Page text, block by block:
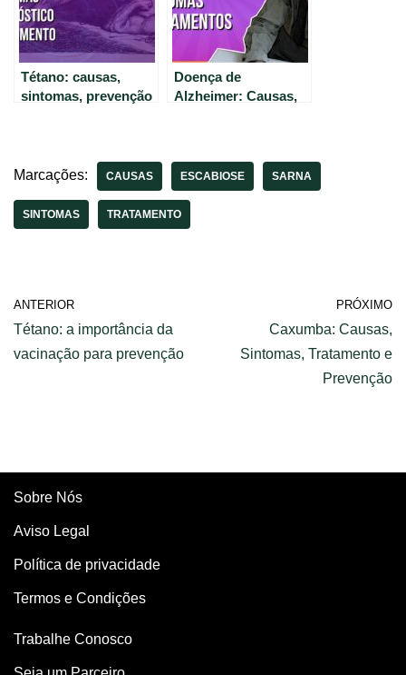
Tétano: causas,
sintomas, prevenção
Doença de
Alzheimer: Causas,
Marcações:
CAUSAS ESCABIOSE SARNA
SINTOMAS TRATAMENTO
ANTERIOR
Tétano: a importância da
vacinação para prevenção
PRÓXIMO
Caxumba: Causas,
Sintomas, Tratamento e
Prevenção
Sobre Nós
Aviso Legal
Política de privacidade
Termos e Condições
Trabalhe Conosco